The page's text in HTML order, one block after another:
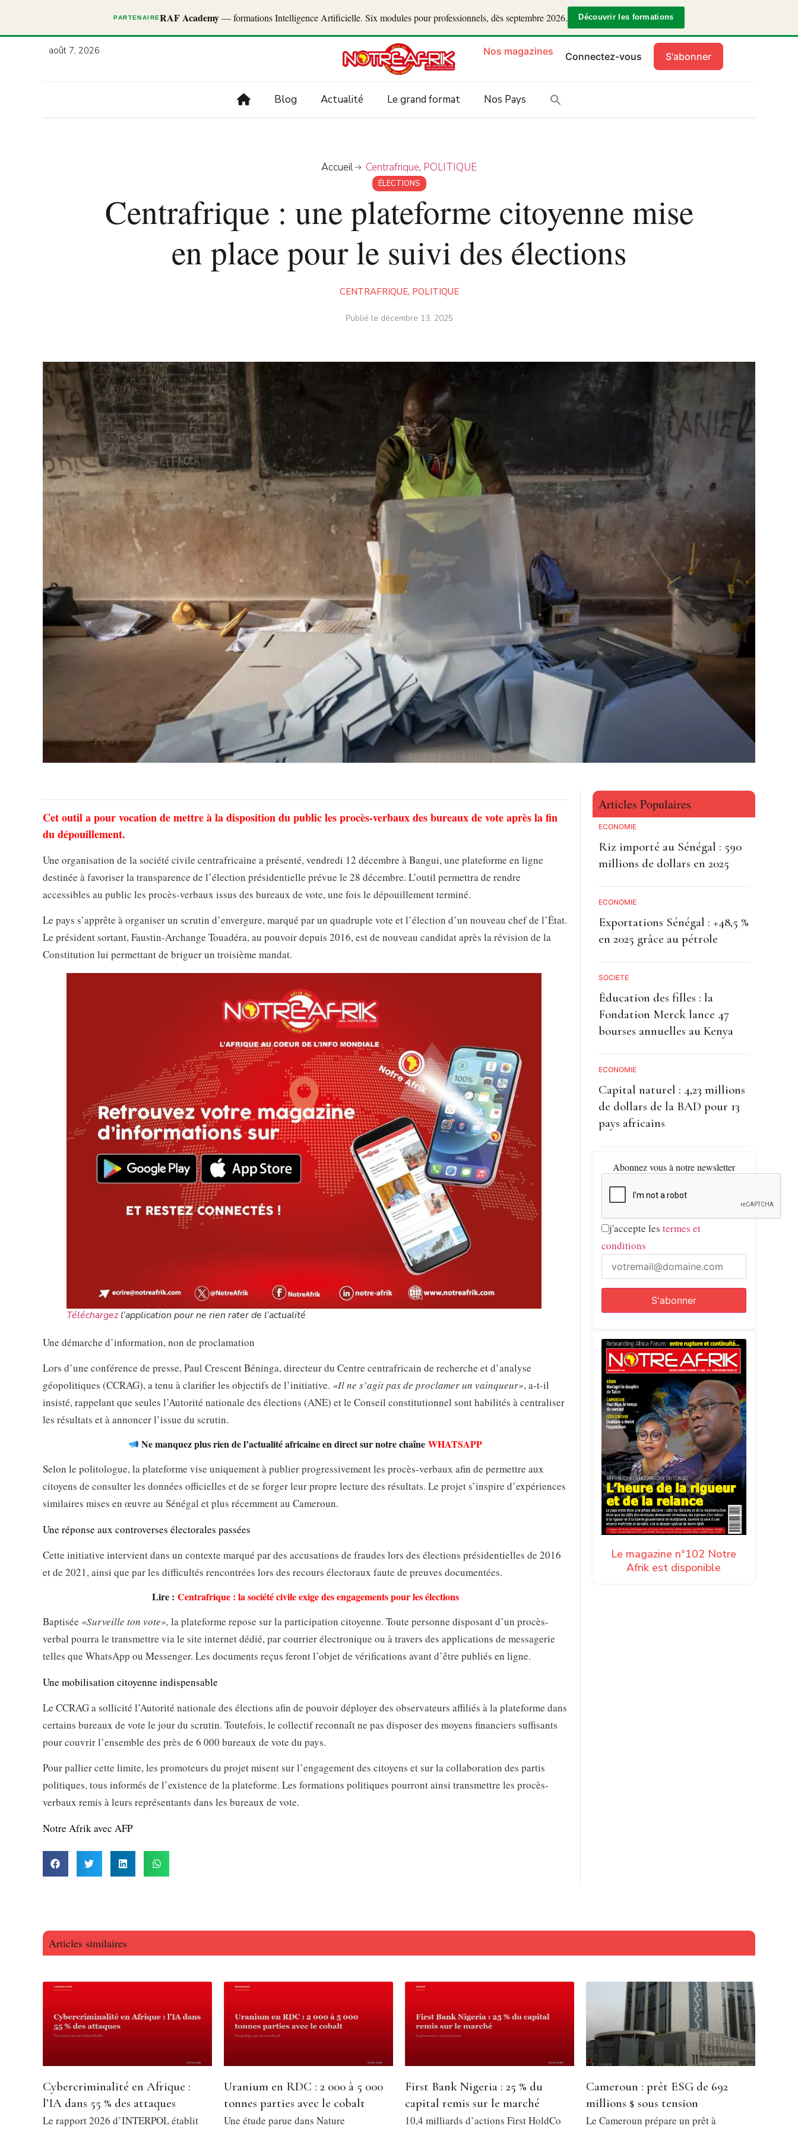
PARTENAIRERAF Academy— formations Intelligence Artificielle. Six modules pour professionnels, dès septembre 2026. Découvrir les formations
août 7, 2026 Nos magazines Connectez-vous S'abonner
Blog Actualité Le grand format Nos Pays
Accueil Centrafrique, POLITIQUE
ÉLECTIONS
Centrafrique : une plateforme citoyenne mise
en place pour le suivi des élections
CENTRAFRIQUE, POLITIQUE
Publié le décembre 13, 2025
Cet outil a pour vocation de mettre à la disposition du public les procès-verbaux des bureaux de vote après la fin
du dépouillement.
Une organisation de la société civile centrafricaine a présenté, vendredi 12 décembre à Bangui, une plateforme en ligne
destinée à favoriser la transparence de l’élection présidentielle prévue le 28 décembre. L’outil permettra de rendre
accessibles au public les procès-verbaux issus des bureaux de vote, une fois le dépouillement terminé.
Le pays s’apprête à organiser un scrutin d’envergure, marqué par un quadruple vote et l’élection d’un nouveau chef de l’État.
Le président sortant, Faustin-Archange Touadéra, au pouvoir depuis 2016, est de nouveau candidat après la révision de la
Constitution lui permettant de briguer un troisième mandat.
Téléchargezl’application pour ne rien rater de l’actualité
Une démarche d’information, non de proclamation
Lors d’une conférence de presse, Paul Crescent Béninga, directeur du Centre centrafricain de recherche et d’analyse
géopolitiques (CCRAG), a tenu à clarifier les objectifs de l’initiative. «Il ne s’agit pas de proclamer un vainqueur», a-t-il
insisté, rappelant que seules l’Autorité nationale des élections (ANE) et le Conseil constitutionnel sont habilités à centraliser
les résultats et à annoncer l’issue du scrutin.
Ne manquez plus rien de l’actualité africaine en direct sur notre chaîneWHATSAPP
Selon le politologue, la plateforme vise uniquement à publier progressivement les procès-verbaux afin de permettre aux
citoyens de consulter les données officielles et de se forger leur propre lecture des résultats. Le projet s’inspire d’expériences
similaires mises en œuvre au Sénégal et plus récemment au Cameroun.
Une réponse aux controverses électorales passées
Cette initiative intervient dans un contexte marqué par des accusations de fraudes lors des élections présidentielles de 2016
et de 2021, ainsi que par les difficultés rencontrées lors des recours électoraux faute de preuves documentées.
Lire : Centrafrique : la société civile exige des engagements pour les élections
Baptisée «Surveille ton vote», la plateforme repose sur la participation citoyenne. Toute personne disposant d’un procès-
verbal pourra le transmettre via le site internet dédié, par courrier électronique ou à travers des applications de messagerie
telles que WhatsApp ou Messenger. Les documents reçus feront l’objet de vérifications avant d’être publiés en ligne.
Une mobilisation citoyenne indispensable
Le CCRAG a sollicité l’Autorité nationale des élections afin de pouvoir déployer des observateurs affiliés à la plateforme dans
certains bureaux de vote le jour du scrutin. Toutefois, le collectif reconnaît ne pas disposer des moyens financiers suffisants
pour couvrir l’ensemble des près de 6 000 bureaux de vote du pays.
Pour pallier cette limite, les promoteurs du projet misent sur l’engagement des citoyens et sur la collaboration des partis
politiques, tous informés de l’existence de la plateforme. Les formations politiques pourront ainsi transmettre les procès-
verbaux remis à leurs représentants dans les bureaux de vote.
Notre Afrik avec AFP
Articles Populaires
ECONOMIE
Riz importé au Sénégal : 590
millions de dollars en 2025
ECONOMIE
Exportations Sénégal : +48,5 %
en 2025 grâce au pétrole
SOCIETE
Éducation des filles : la
Fondation Merck lance 47
bourses annuelles au Kenya
ECONOMIE
Capital naturel : 4,23 millions
de dollars de la BAD pour 13
pays africains
Abonnez vous à notre newsletter
j'accepte les termes et
conditions
Le magazine n°102 Notre
Afrik est disponible
Articles similaires
Cybercriminalité en Afrique :
l’IA dans 55 % des attaques
Le rapport 2026 d’INTERPOL établit
Uranium en RDC : 2 000 à 5 000
tonnes parties avec le cobalt
Une étude parue dans Nature
First Bank Nigeria : 25 % du
capital remis sur le marché
10,4 milliards d’actions First HoldCo
Cameroun : prêt ESG de 692
millions $ sous tension
Le Cameroun prépare un prêt à